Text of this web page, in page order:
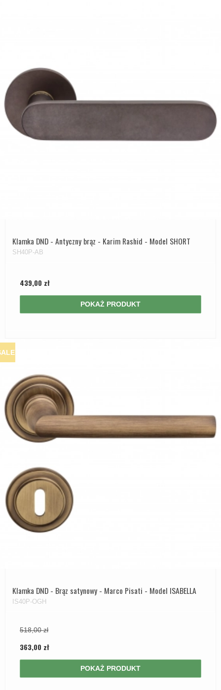
Klamka DND - Antyczny brąz - Karim Rashid - Model SHORT
SH40P-AB
439,00 zł
POKAŻ PRODUKT
Klamka DND - Brąz satynowy - Marco Pisati - Model ISABELLA
IS40P-OGH
518,00 zł
363,00 zł
POKAŻ PRODUKT